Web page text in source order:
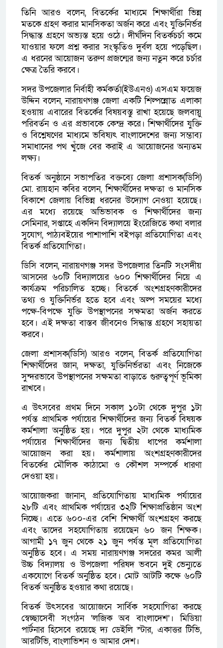
তিনি আরও বলেন, বিতর্কের মাধ্যমে শিক্ষার্থীরা ভিন্ন
মতকে গ্রহণ করার মানসিকতা অর্জন করে এবং যুক্তিনির্ভর
সিদ্ধান্ত গ্রহণে অভ্যস্ত হয়ে ওঠে। দীর্ঘদিন বিতর্কচর্চা কমে
যাওয়ার ফলে প্রশ্ন করার সংস্কৃতিও দুর্বল হয়ে পড়েছিল।
এ ধরনের আয়োজন তরুণ প্রজন্মের জন্য নতুন করে চর্চার
ক্ষেত্র তৈরি করবে।
সদর উপজেলার নির্বাহী কর্মকর্তা(ইউএনও) এসএম ফয়েজ
উদ্দিন বলেন, নারায়ণগঞ্জ জেলা একটি শিল্পন্নোত এলাকা
হওয়ায় এবারের বিতর্কের বিষয়বস্তু রাখা হয়েছে জলবায়ু
পরিবর্তন ও এর প্রভাবকে কেন্দ্র করে। শিক্ষার্থীদের যুক্তি
ও বিশ্লেষণের মাধ্যমে ভবিষ্যৎ বাংলাদেশের জন্য সম্ভাব্য
সমাধানের পথ খুঁজে বের করাই এ আয়োজনের অন্যতম
লক্ষ্য।
বিতর্ক অনুষ্ঠানে সভাপতির বক্তব্যে জেলা প্রশাসক(ডিসি)
মো. রায়হান কবির বলেন, শিক্ষার্থীদের দক্ষতা ও মানসিক
বিকাশে জেলায় বিভিন্ন ধরনের উদ্যোগ নেওয়া হয়েছে।
এর মধ্যে রয়েছে অভিভাবক ও শিক্ষার্থীদের জন্য
সেমিনার, সপ্তাহে একদিন বিদ্যালয়ে ইংরেজিতে কথা বলার
সুযোগ, পাঠ্যবইয়ের পাশাপাশি বইপড়া প্রতিযোগিতা এবং
বিতর্ক প্রতিযোগিতা।
ডিসি বলেন, নারায়ণগঞ্জ সদর উপজেলার তিনটি সংসদীয়
আসনের ৬০টি বিদ্যালয়ের ৬০০ শিক্ষার্থীদের নিয়ে এ
কার্যক্রম পরিচালিত হচ্ছে। বিতর্কে অংশগ্রহণকারীদের
তথ্য ও যুক্তিনির্ভর হতে হবে এবং অল্প সময়ের মধ্যে
পক্ষে-বিপক্ষে যুক্তি উপস্থাপনের সক্ষমতা অর্জন করতে
হবে। এই দক্ষতা বাস্তব জীবনেও সিদ্ধান্ত গ্রহণে সহায়তা
করবে।
জেলা প্রশাসক(ডিসি) আরও বলেন, বিতর্ক প্রতিযোগিতা
শিক্ষার্থীদের জ্ঞান, দক্ষতা, যুক্তিনির্ভরতা এবং নিজেকে
সুন্দরভাবে উপস্থাপনের সক্ষমতা বাড়াতে গুরুত্বপূর্ণ ভূমিকা
রাখবে।
এ উৎসবের প্রথম দিনে সকাল ১০টা থেকে দুপুর ১টা
পর্যন্ত প্রাথমিক পর্যায়ের শিক্ষার্থীদের জন্য বিতর্ক বিষয়ক
কর্মশালা অনুষ্ঠিত হয়। পরে দুপুর ২টা থেকে মাধ্যমিক
পর্যায়ের শিক্ষার্থীদের জন্য দ্বিতীয় ধাপের কর্মশালা
আয়োজন করা হয়। কর্মশালায় অংশগ্রহণকারীদের
বিতর্কের মৌলিক কাঠামো ও কৌশল সম্পর্কে ধারণা
দেওয়া হয়।
আয়োজকরা জানান, প্রতিযোগিতায় মাধ্যমিক পর্যায়ের
২৮টি এবং প্রাথমিক পর্যায়ের ৩২টি শিক্ষাপ্রতিষ্ঠান অংশ
নিচ্ছে। এতে ৬০০-এর বেশি শিক্ষার্থী অংশগ্রহণ করছে
এবং তাদের সহযোগিতায় রয়েছেন ৬০ জন শিক্ষক।
আগামী ১৭ জুন থেকে ২১ জুন পর্যন্ত মূল প্রতিযোগিতা
অনুষ্ঠিত হবে। এ সময় নারায়ণগঞ্জ সদরের কমর আলী
উচ্চ বিদ্যালয় ও উপজেলা পরিষদ ভবনে দুই ভেন্যুতে
একযোগে বিতর্ক অনুষ্ঠিত হবে। মোট আটটি কক্ষে ৬০টি
বিতর্ক অনুষ্ঠিত হওয়ার কথা রয়েছে।
বিতর্ক উৎসবের আয়োজনে সার্বিক সহযোগিতা করছে
স্বেচ্ছাসেবী সংগঠন ‘লজিক অব বাংলাদেশ’। মিডিয়া
পার্টনার হিসেবে রয়েছে দ্য ডেইলি স্টার, একাত্তর টিভি,
আরটিভি, বাংলাভিশন ও আমার দেশ।